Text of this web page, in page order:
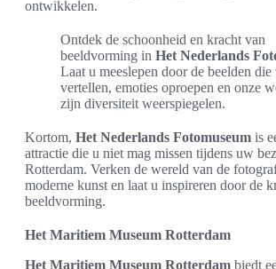
ontwikkelen.
Ontdek de schoonheid en kracht van
beeldvorming in Het Nederlands
Laat u meeslepen door de beelden die
vertellen, emoties oproepen en onze
zijn diversiteit weerspiegelen.
Kortom, Het Nederlands Fotomuseum is
attractie die u niet mag missen tijdens uw
Rotterdam. Verken de wereld van de
moderne kunst en laat u inspireren door de
beeldvorming.
Het Maritiem Museum Rotterdam
Het Maritiem Museum Rotterdam biedt